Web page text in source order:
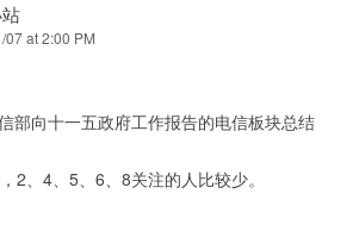
07 at 2:00 PM
部向十一五政府工作报告的电信板块总结
2、4、5、6、8关注的人比较少。